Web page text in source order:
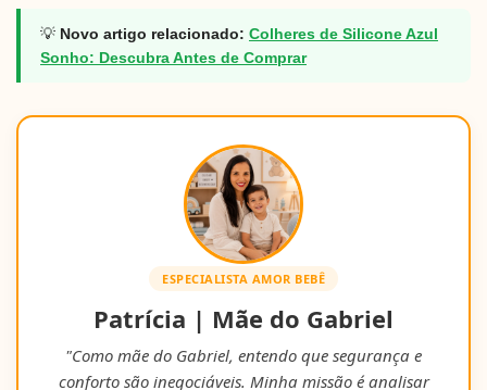
💡 Novo artigo relacionado: Colheres de Silicone Azul
Sonho: Descubra Antes de Comprar
ESPECIALISTA AMOR BEBÊ
Patrícia | Mãe do Gabriel
"Como mãe do Gabriel, entendo que segurança e
conforto são inegociáveis. Minha missão é analisar